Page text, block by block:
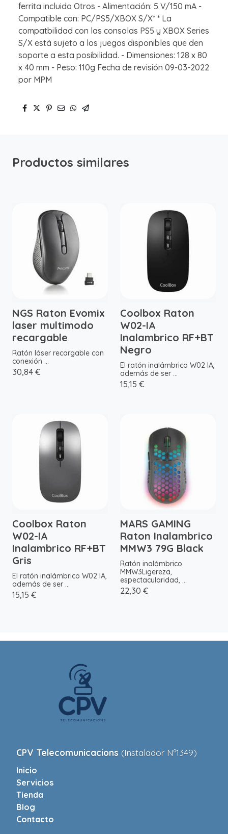
ferrita incluido Otros - Alimentación: 5 V/150 mA -
Compatible con: PC/PS5/XBOX S/X* * La
compatbilidad con las consolas PS5 y XBOX Series
S/X está sujeto a los juegos disponibles que den
soporte a esta posibilidad. - Dimensiones: 128 x 80
x 40 mm - Peso: 110g Fecha de revisión 09-03-2022
por MPM
Productos similares
NGS Raton Evomix
laser multimodo
recargable
Ratón láser recargable con
conexión ...
30,84 €
Coolbox Raton
W02-IA
Inalambrico RF+BT
Negro
El ratón inalámbrico W02 IA,
además de ser ...
15,15 €
Coolbox Raton
W02-IA
Inalambrico RF+BT
Gris
El ratón inalámbrico W02 IA,
además de ser ...
15,15 €
MARS GAMING
Raton Inalambrico
MMW3 79G Black
Ratón inalámbrico
MMW3Ligereza,
espectacularidad, ...
22,30 €
CPV Telecomunicacions (Instalador Nº1349)
Inicio
Servicios
Tienda
Blog
Contacto